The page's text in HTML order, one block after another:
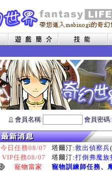
會員名稱: 會員密
今日任務08/07 塔爾汀:救出偵察兵
VIP任務08/07
塔爾汀:打倒弗魔
寵物當家
寵物訓練師任務、